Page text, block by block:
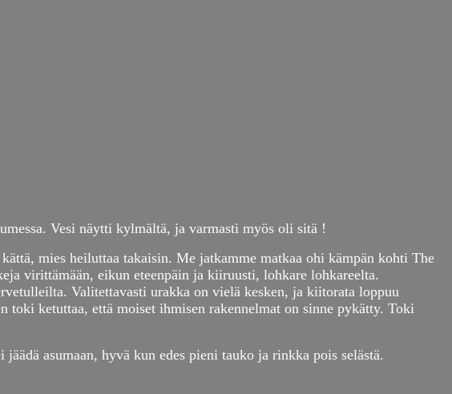
Vesi näytti kylmältä, ja varmasti myös oli sitä !
mies heiluttaa takaisin. Me jatkamme matkaa ohi kämpän kohti The
virittämään, eikun eteenpäin ja kiiruusti, lohkare lohkareelta.
Valitettavasti urakka on vielä kesken, ja kiitorata loppuu
ketuttaa, että moiset ihmisen rakennelmat on sinne pykätty. Toki
asumaan, hyvä kun edes pieni tauko ja rinkka pois selästä.